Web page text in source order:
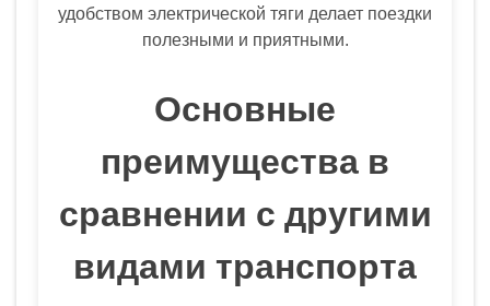
удобством электрической тяги делает поездки
полезными и приятными.
Основные
преимущества в
сравнении с другими
видами транспорта